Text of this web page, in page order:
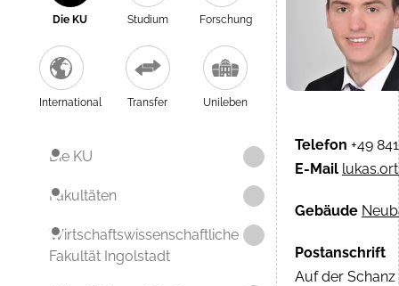
Die KU Studium Forschung
International Transfer Unileben
Die KU
Fakultäten
Wirtschaftswissenschaftliche
Fakultät Ingolstadt
Telefon +49
E-Mail
Gebäude
Postanschrift
Auf der Schanz